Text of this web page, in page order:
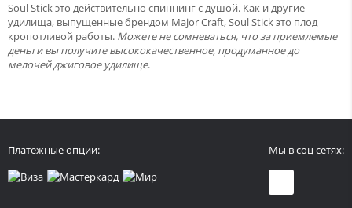
Soul Stick это действительно спиннинг с душой. Как и другие
удилища, выпущенные брендом Major Craft, Soul Stick это плод
кропотливой работы. Можете не сомневаться, что за приемлемые
деньги вы получите высококачественное, продуманное до
мелочей джиговое удилище.
Платежные опции: Мы в соц сетях: